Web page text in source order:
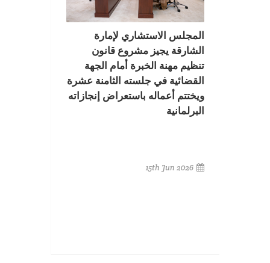
المجلس الاستشاري لإمارة
الشارقة يجيز مشروع قانون
تنظيم مهنة الخبرة أمام الجهة
القضائية في جلسته الثامنة عشرة
ويختتم أعماله باستعراض إنجازاته
البرلمانية